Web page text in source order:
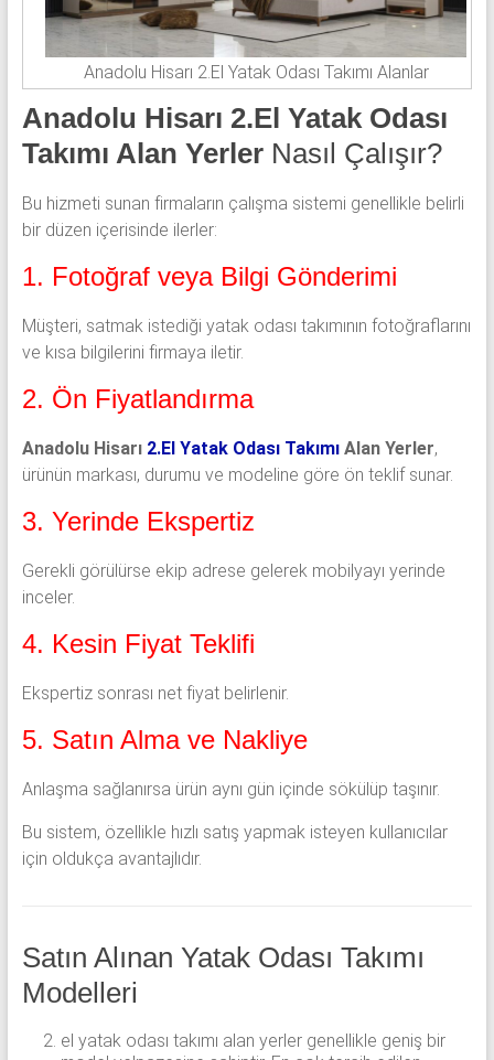
Anadolu Hisarı 2.El Yatak Odası Takımı Alanlar
Anadolu Hisarı 2.El Yatak Odası
Takımı Alan YerlerNasıl Çalışır?
Bu hizmeti sunan firmaların çalışma sistemi genellikle belirli
bir düzen içerisinde ilerler:
1. Fotoğraf veya Bilgi Gönderimi
Müşteri, satmak istediği yatak odası takımının fotoğraflarını
ve kısa bilgilerini firmaya iletir.
2. Ön Fiyatlandırma
Anadolu Hisarı 2.El Yatak Odası TakımıAlan Yerler,
ürünün markası, durumu ve modeline göre ön teklif sunar.
3. Yerinde Ekspertiz
Gerekli görülürse ekip adrese gelerek mobilyayı yerinde
inceler.
4. Kesin Fiyat Teklifi
Ekspertiz sonrası net fiyat belirlenir.
5. Satın Alma ve Nakliye
Anlaşma sağlanırsa ürün aynı gün içinde sökülüp taşınır.
Bu sistem, özellikle hızlı satış yapmak isteyen kullanıcılar
için oldukça avantajlıdır.
Satın Alınan Yatak Odası Takımı
Modelleri
el yatak odası takımı alan yerler genellikle geniş bir